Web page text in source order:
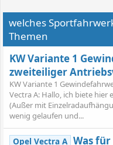
welches
Themen
KW Variante 1
zweiteiliger
KW Variante 1
Vectra A: Hallo, ich biete hier
(Außer mit
wenig gelaufen und...
Opel Vectra A Was